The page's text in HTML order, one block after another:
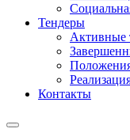
Тендеры
Активные
Контакты